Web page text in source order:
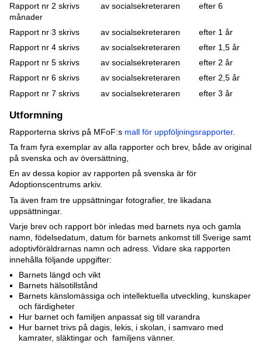
Rapport nr 2 skrivs av socialsekreteraren efter 6
månader
Rapport nr 3 skrivs av socialsekreteraren efter 1 år
Rapport nr 4 skrivs av socialsekreteraren efter 1,5 år
Rapport nr 5 skrivs av socialsekreteraren efter 2 år
Rapport nr 6 skrivs av socialsekreteraren efter 2,5 år
Rapport nr 7 skrivs av socialsekreteraren efter 3 år
Utformning
Rapporterna skrivs på MFoF:s mall för uppföljningsrapporter.
Ta fram fyra exemplar av alla rapporter och brev, både av original
på svenska och av översättning,
En av dessa kopior av rapporten på svenska är för
Adoptionscentrums arkiv.
Ta även fram tre uppsättningar fotografier, tre likadana
uppsättningar.
Varje brev och rapport bör inledas med barnets nya och gamla
namn, födelsedatum, datum för barnets ankomst till Sverige samt
adoptivföräldrarnas namn och adress. Vidare ska rapporten
innehålla följande uppgifter:
Barnets längd och vikt
Barnets hälsotillstånd
Barnets känslomässiga och intellektuella utveckling, kunskaper
och färdigheter
Hur barnet och familjen anpassat sig till varandra
Hur barnet trivs på dagis, lekis, i skolan, i samvaro med
kamrater, släktingar och familjens vänner.